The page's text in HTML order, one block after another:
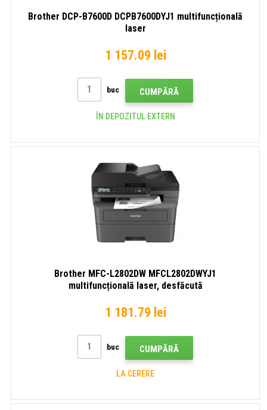
Brother DCP-B7600D DCPB7600DYJ1 multifuncțională
laser
1 157.09 lei
buc CUMPĂRĂ
ÎN DEPOZITUL EXTERN
Brother MFC-L2802DW MFCL2802DWYJ1
multifuncțională laser, desfăcută
1 181.79 lei
buc CUMPĂRĂ
LA CERERE